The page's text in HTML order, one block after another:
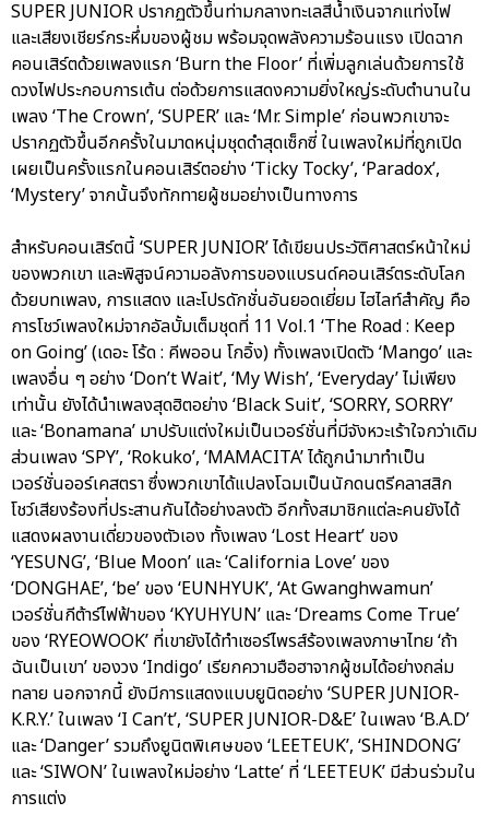
SUPER JUNIOR ปรากฏตัวขึ้นท่ามกลางทะเลสีน้ำเงินจากแท่งไฟ
และเสียงเชียร์กระหึ่มของผู้ชม พร้อมจุดพลังความร้อนแรง เปิดฉาก
คอนเสิร์ตด้วยเพลงแรก ‘Burn the Floor’ ที่เพิ่มลูกเล่นด้วยการใช้
ดวงไฟประกอบการเต้น ต่อด้วยการแสดงความยิ่งใหญ่ระดับตำนานใน
เพลง ‘The Crown’, ‘SUPER’ และ ‘Mr. Simple’ ก่อนพวกเขาจะ
ปรากฏตัวขึ้นอีกครั้งในมาดหนุ่มชุดดำสุดเซ็กซี่ ในเพลงใหม่ที่ถูกเปิด
เผยเป็นครั้งแรกในคอนเสิร์ตอย่าง ‘Ticky Tocky’, ‘Paradox’,
‘Mystery’ จากนั้นจึงทักทายผู้ชมอย่างเป็นทางการ
สำหรับคอนเสิร์ตนี้ ‘SUPER JUNIOR’ ได้เขียนประวัติศาสตร์หน้าใหม่
ของพวกเขา และพิสูจน์ความอลังการของแบรนด์คอนเสิร์ตระดับโลก
ด้วยบทเพลง, การแสดง และโปรดักชั่นอันยอดเยี่ยม ไฮไลท์สำคัญ คือ
การโชว์เพลงใหม่จากอัลบั้มเต็มชุดที่ 11 Vol.1 ‘The Road : Keep
on Going’ (เดอะ โร้ด : คีพออน โกอิ้ง) ทั้งเพลงเปิดตัว ‘Mango’ และ
เพลงอื่น ๆ อย่าง ‘Don’t Wait’, ‘My Wish’, ‘Everyday’ ไม่เพียง
เท่านั้น ยังได้นำเพลงสุดฮิตอย่าง ‘Black Suit’, ‘SORRY, SORRY’
และ ‘Bonamana’ มาปรับแต่งใหม่เป็นเวอร์ชั่นที่มีจังหวะเร้าใจกว่าเดิม
ส่วนเพลง ‘SPY’, ‘Rokuko’, ‘MAMACITA’ ได้ถูกนำมาทำเป็น
เวอร์ชั่นออร์เคสตรา ซึ่งพวกเขาได้แปลงโฉมเป็นนักดนตรีคลาสสิก
โชว์เสียงร้องที่ประสานกันได้อย่างลงตัว อีกทั้งสมาชิกแต่ละคนยังได้
แสดงผลงานเดี่ยวของตัวเอง ทั้งเพลง ‘Lost Heart’ ของ
‘YESUNG’, ‘Blue Moon’ และ ‘California Love’ ของ
‘DONGHAE’, ‘be’ ของ ‘EUNHYUK’, ‘At Gwanghwamun’
เวอร์ชั่นกีต้าร์ไฟฟ้าของ ‘KYUHYUN’ และ ‘Dreams Come True’
ของ ‘RYEOWOOK’ ที่เขายังได้ทำเซอร์ไพรส์ร้องเพลงภาษาไทย ‘ถ้า
ฉันเป็นเขา’ ของวง ‘Indigo’ เรียกความฮือฮาจากผู้ชมได้อย่างถล่ม
ทลาย นอกจากนี้ ยังมีการแสดงแบบยูนิตอย่าง ‘SUPER JUNIOR-
K.R.Y.’ ในเพลง ‘I Can’t’, ‘SUPER JUNIOR-D&E’ ในเพลง ‘B.A.D’
และ ‘Danger’ รวมถึงยูนิตพิเศษของ ‘LEETEUK’, ‘SHINDONG’
และ ‘SIWON’ ในเพลงใหม่อย่าง ‘Latte’ ที่ ‘LEETEUK’ มีส่วนร่วมใน
การแต่ง